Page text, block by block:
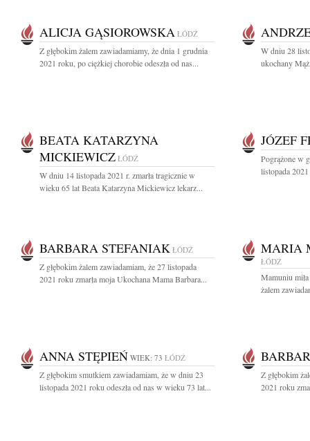
ALICJA GĄSIOROWSKA ŁÓDŹ
Z głębokim żalem zawiadamiamy, że dnia 1 grudnia
2021 roku, po ciężkiej chorobie odeszła od nas...
W dniu 28
ukochany
BEATA KATARZYNA
MICKIEWICZ ŁÓDŹ
W dniu 14 listopada 2021 r. zmarła tragicznie w
wieku 65 lat Beata Katarzyna Mickiewicz lekarz...
JÓZEF
Pogrążone w
listopada
BARBARA STEFANIAK ŁÓDŹ
Z głębokim żalem zawiadamiam, że 27 listopada
2021 roku zmarła moja Ukochana Mama Barbara...
MARIA
ŁÓDŹ
Mamuniu miła
żalem
ANNA STĘPIEŃ WIEK: 73 ŁÓDŹ
Z głębokim smutkiem zawiadamiam, że w dniu 23
listopada 2021 roku odeszła od nas w wieku 73 lat...
Z głębokim
2021 roku